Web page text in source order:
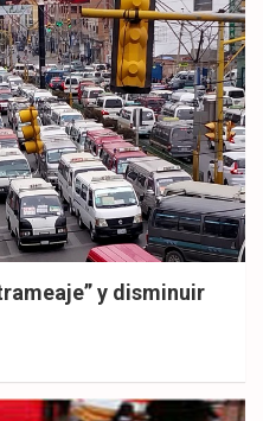
y disminuir